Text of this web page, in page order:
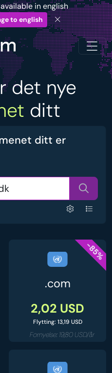
in english
to english
det nye
ditt
ditt er
-85%
.com
2,02 USD
Flytting: 13,19 USD
Fornyelse: 19,80 USD/år